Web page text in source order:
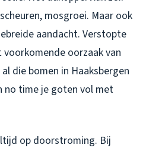
mosgroei. Maar ook
aandacht. Verstopte
oorzaak van
die bomen in Haaksbergen
no time je goten vol met
op doorstroming. Bij